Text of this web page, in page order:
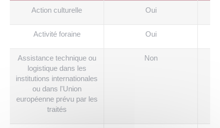
Action culturelle Oui
Activité foraine Oui
Assistance technique ou
logistique dans les
institutions internationales
ou dans l'Union
européenne prévu par les
traités
Non